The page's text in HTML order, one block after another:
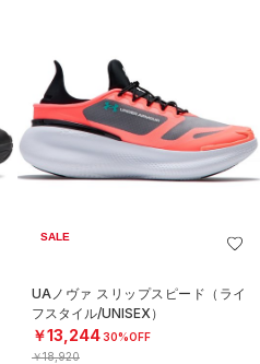
SALE
UAノヴァ スリップスピード（ライ
フスタイル/UNISEX）
￥13,24430%OFF
￥18,920